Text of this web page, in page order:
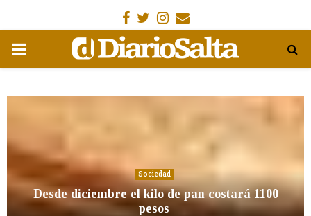
Facebook
Gorjeo
Instagram
Email
MENÚ
Sociedad
Desde diciembre el kilo de pan costará 1100
pesos